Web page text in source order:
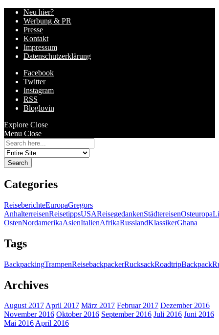
Neu hier?
Werbung & PR
Presse
Kontakt
Impressum
Datenschutzerklärung
Facebook
Twitter
Instagram
RSS
Bloglovin
Explore Close
Menu Close
Search
for:
Categories
ReiseberichteEuropaGregors
AnhalterreisenReisetippsUSAReisegedankenStädtereisenOsteuropa
OstenNordamerikaAsienItalienAfrikaRusslandKlassikerGhana
Tags
BackpackingTrampenReisebackpackerRucksackRoadtripBackpack
Archives
August 2017April 2017 März 2017 Februar 2017 Dezember 2016
November 2016 Oktober 2016 September 2016 Juli 2016 Juni 2016
Mai 2016April 2016